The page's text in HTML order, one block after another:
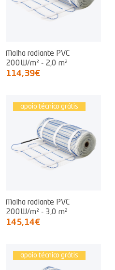
Malha radiante PVC
200W/m² - 2,0 m²
114,39€
apoio técnico grátis
Malha radiante PVC
200W/m² - 3,0 m²
145,14€
apoio técnico grátis